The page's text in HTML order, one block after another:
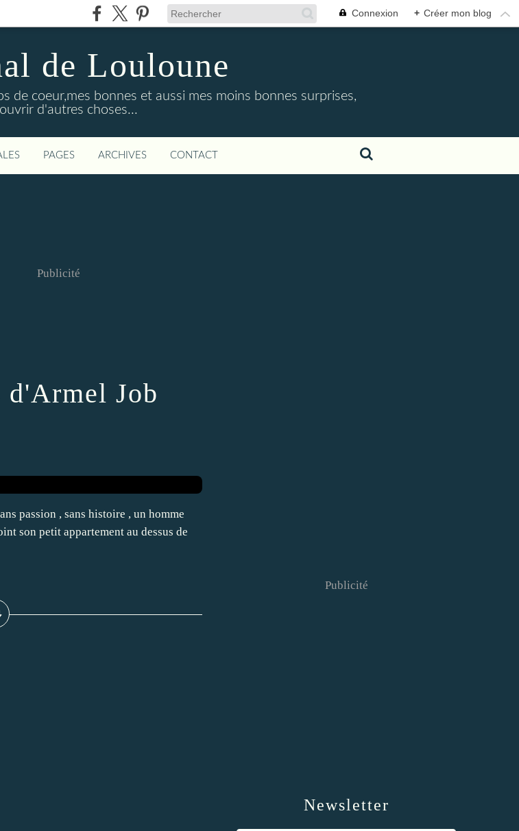
Connexion + Créer mon blog
de Louloune
de coeur,mes bonnes et aussi mes moins bonnes surprises,
d'autres choses...
PAGES ARCHIVES CONTACT
Publicité
d'Armel Job
passion , sans histoire , un homme
son petit appartement au dessus de
Newsletter
Publicité